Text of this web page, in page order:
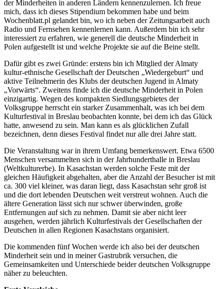
der Minderheiten in anderen Ländern kennenzulernen. Ich freue
mich, dass ich dieses Stipendium bekommen habe und beim
Wochenblatt.pl gelandet bin, wo ich neben der Zeitungsarbeit auch
Radio und Fernsehen kennenlernen kann. Außerdem bin ich sehr
interessiert zu erfahren, wie generell die deutsche Minderheit in
Polen aufgestellt ist und welche Projekte sie auf die Beine stellt.
Dafür gibt es zwei Gründe: erstens bin ich Mitglied der Almaty
kultur-ethnische Gesellschaft der Deutschen „Wiedergeburt“ und
aktive Teilnehmerin des Klubs der deutschen Jugend in Almaty
„Vorwärts“. Zweitens finde ich die deutsche Minderheit in Polen
einzigartig. Wegen des kompakten Siedlungsgebietes der
Volksgruppe herrscht ein starker Zusammenhalt, was ich bei dem
Kulturfestival in Breslau beobachten konnte, bei dem ich das Glück
hatte, anwesend zu sein. Man kann es als glücklichen Zufall
bezeichnen, denn dieses Festival findet nur alle drei Jahre statt.
Die Veranstaltung war in ihrem Umfang bemerkenswert. Etwa 6500
Menschen versammelten sich in der Jahrhunderthalle in Breslau
(Weltkulturerbe). In Kasachstan werden solche Feste mit der
gleichen Häufigkeit abgehalten, aber die Anzahl der Besucher ist mit
ca. 300 viel kleiner, was daran liegt, dass Kasachstan sehr groß ist
und die dort lebenden Deutschen weit verstreut wohnen. Auch die
ältere Generation lässt sich nur schwer überwinden, große
Entfernungen auf sich zu nehmen. Damit sie aber nicht leer
ausgehen, werden jährlich Kulturfestivals der Gesellschaften der
Deutschen in allen Regionen Kasachstans organisiert.
Die kommenden fünf Wochen werde ich also bei der deutschen
Minderheit sein und in meiner Gastrubrik versuchen, die
Gemeinsamkeiten und Unterschiede beider deutschen Volksgruppe
näher zu beleuchten.